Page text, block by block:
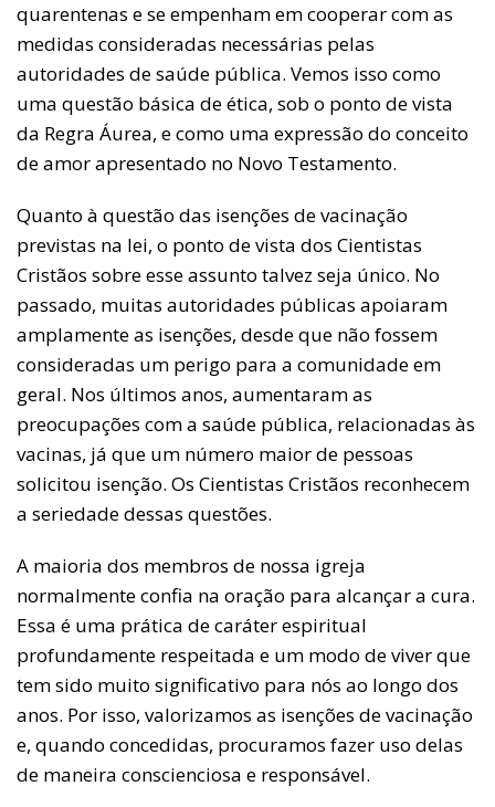
quarentenas e se empenham em cooperar com as
medidas consideradas necessárias pelas
autoridades de saúde pública. Vemos isso como
uma questão básica de ética, sob o ponto de vista
da Regra Áurea, e como uma expressão do conceito
de amor apresentado no Novo Testamento.
Quanto à questão das isenções de vacinação
previstas na lei, o ponto de vista dos Cientistas
Cristãos sobre esse assunto talvez seja único. No
passado, muitas autoridades públicas apoiaram
amplamente as isenções, desde que não fossem
consideradas um perigo para a comunidade em
geral. Nos últimos anos, aumentaram as
preocupações com a saúde pública, relacionadas às
vacinas, já que um número maior de pessoas
solicitou isenção. Os Cientistas Cristãos reconhecem
a seriedade dessas questões.
A maioria dos membros de nossa igreja
normalmente confia na oração para alcançar a cura.
Essa é uma prática de caráter espiritual
profundamente respeitada e um modo de viver que
tem sido muito significativo para nós ao longo dos
anos. Por isso, valorizamos as isenções de vacinação
e, quando concedidas, procuramos fazer uso delas
de maneira conscienciosa e responsável.